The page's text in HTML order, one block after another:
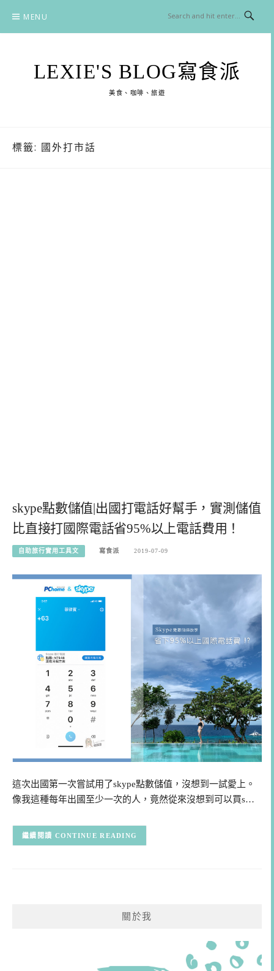
content
MENU
LEXIE'S BLOG寫食派
美食、咖啡、旅遊
標籤: 國外打市話
skype點數儲值|出國打電話好幫手，實測儲值
比直接打國際電話省95%以上電話費用！
自助旅行實用工具文 寫食派 2019-07-09
這次出國第一次嘗試用了skype點數儲值，沒想到一試愛上。
像我這種每年出國至少一次的人，竟然從來沒想到可以買s…
CONTINUE READING
關於我